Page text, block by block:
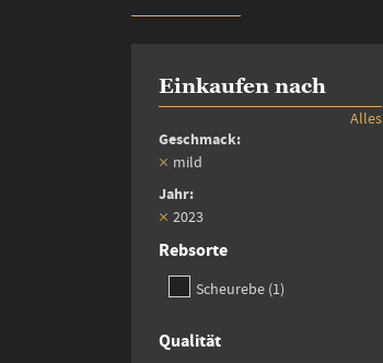
Einkaufen nach
Geschmack
mild
Jahr
2023
Alles
Rebsorte
Scheurebe 1item
Qualität